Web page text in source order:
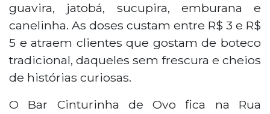
guavira, jatobá, sucupira, emburana e
canelinha. As doses custam entre R$ 3 e R$
5 e atraem clientes que gostam de boteco
tradicional, daqueles sem frescura e cheios
de histórias curiosas.
O Bar Cinturinha de Ovo fica na Rua